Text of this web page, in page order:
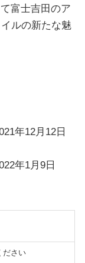
富士吉田のア
ルの新たな魅
年12月12日
年1月9日
ださい